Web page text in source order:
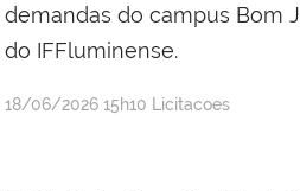
demandas do campus Bom
do IFFluminense.
por
publicado
18/06/2026 15h10 Licitacoes